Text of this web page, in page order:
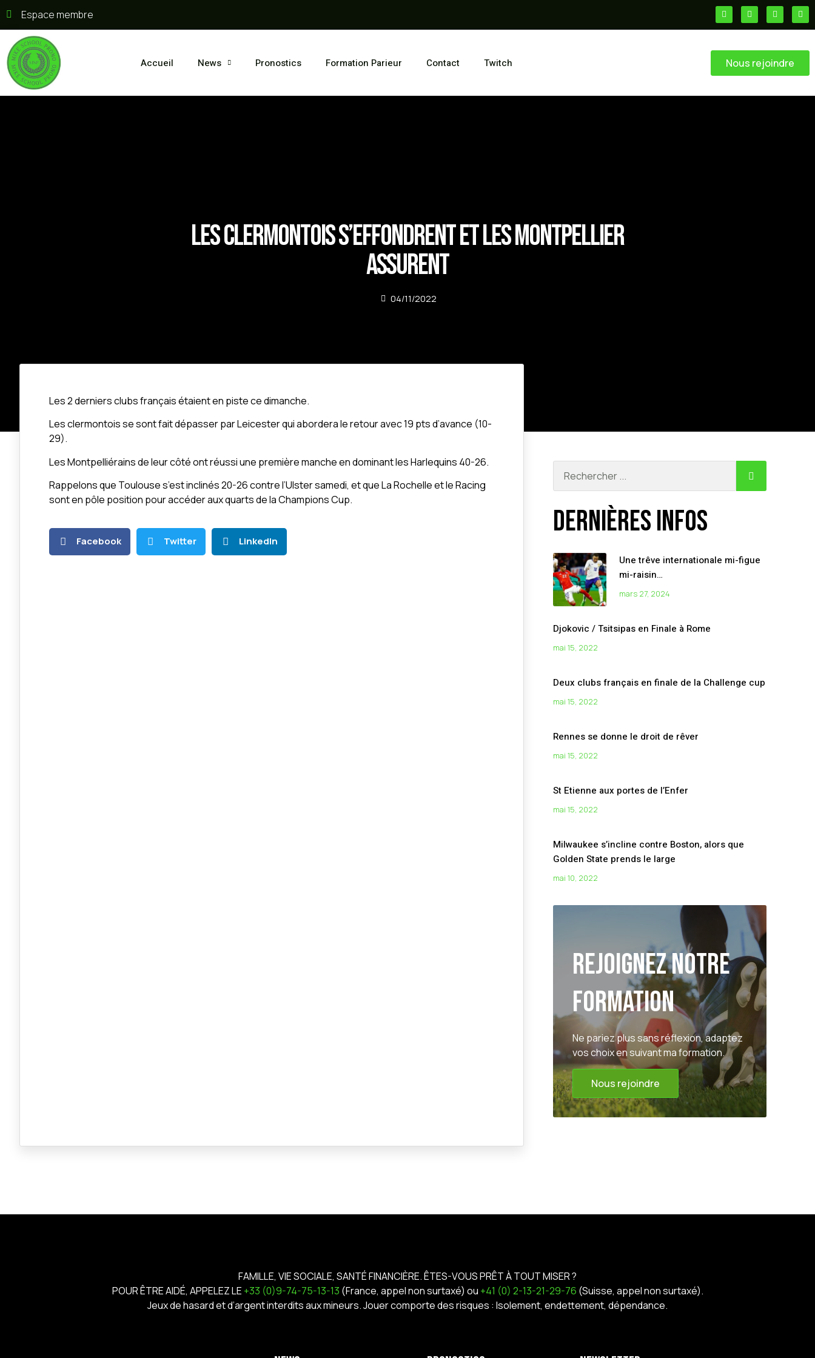
Espace membre
Accueil News Pronostics Formation Parieur Contact Twitch Nous rejoindre
Les Clermontois s’effondrent et les Montpellier
assurent
04/11/2022
Les 2 derniers clubs français étaient en piste ce dimanche.
Les clermontois se sont fait dépasser par Leicester qui abordera le retour avec 19 pts d’avance (10-
29).
Les Montpelliérains de leur côté ont réussi une première manche en dominant les Harlequins 40-26.
Rappelons que Toulouse s’est inclinés 20-26 contre l’Ulster samedi, et que La Rochelle et le Racing
sont en pôle position pour accéder aux quarts de la Champions Cup.
Facebook Twitter LinkedIn
Dernières infos
Une trêve internationale mi-figue
mi-raisin…
mars 27, 2024
Djokovic / Tsitsipas en Finale à Rome
mai 15, 2022
Deux clubs français en finale de la Challenge cup
mai 15, 2022
Rennes se donne le droit de rêver
mai 15, 2022
St Etienne aux portes de l’Enfer
mai 15, 2022
Milwaukee s’incline contre Boston, alors que
Golden State prends le large
mai 10, 2022
Rejoignez notre
formation
Ne pariez plus sans réflexion, adaptez
vos choix en suivant ma formation.
Nous rejoindre
FAMILLE, VIE SOCIALE, SANTÉ FINANCIÈRE. ÊTES-VOUS PRÊT À TOUT MISER ?
POUR ÊTRE AIDÉ, APPELEZ LE +33 (0)9-74-75-13-13 (France, appel non surtaxé) ou +41 (0) 2-13-21-29-76 (Suisse, appel non surtaxé).
Jeux de hasard et d’argent interdits aux mineurs. Jouer comporte des risques : Isolement, endettement, dépendance.